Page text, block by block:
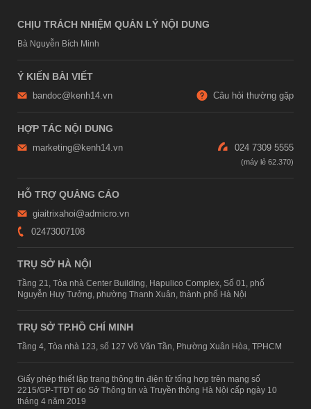
CHỊU TRÁCH NHIỆM QUẢN LÝ NỘI DUNG
Bà Nguyễn Bích Minh
Ý KIẾN BÀI VIẾT
bandoc@kenh14.vn Câu hỏi thường gặp
HỢP TÁC NỘI DUNG
marketing@kenh14.vn 024 7309 5555
HỖ TRỢ QUẢNG CÁO
giaitrixahoi@admicro.vn
02473007108
TRỤ SỞ HÀ NỘI
Tầng 21, Tòa nhà Center Building, Hapulico Complex, Số 01, phố
Nguyễn Huy Tưởng, phường Thanh Xuân, thành phố Hà Nội
TRỤ SỞ TP.HỒ CHÍ MINH
Tầng 4, Tòa nhà 123, số 127 Võ Văn Tần, Phường Xuân Hòa, TPHCM
Giấy phép thiết lập trang thông tin điện tử tổng hợp trên mạng số
2215/GP-TTĐT do Sở Thông tin và Truyền thông Hà Nội cấp ngày 10
tháng 4 năm 2019